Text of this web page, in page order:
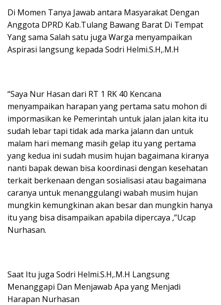
Di Momen Tanya Jawab antara Masyarakat Dengan
Anggota DPRD Kab.Tulang Bawang Barat Di Tempat
Yang sama Salah satu juga Warga menyampaikan
Aspirasi langsung kepada Sodri Helmi.S.H,.M.H
“Saya Nur Hasan dari RT 1 RK 40 Kencana
menyampaikan harapan yang pertama satu mohon di
impormasikan ke Pemerintah untuk jalan jalan kita itu
sudah lebar tapi tidak ada marka jalann dan untuk
malam hari memang masih gelap itu yang pertama
yang kedua ini sudah musim hujan bagaimana kiranya
nanti bapak dewan bisa koordinasi dengan kesehatan
terkait berkenaan dengan sosialisasi atau bagaimana
caranya untuk menanggulangi wabah musim hujan
mungkin kemungkinan akan besar dan mungkin hanya
itu yang bisa disampaikan apabila dipercaya ,”Ucap
Nurhasan.
Saat Itu juga Sodri Helmi.S.H,.M.H Langsung
Menanggapi Dan Menjawab Apa yang Menjadi
Harapan Nurhasan